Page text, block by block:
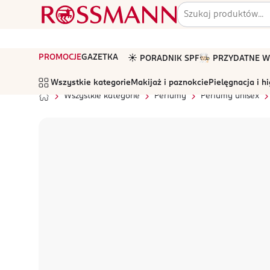
PROMOCJEGAZETKA ☀️ PORADNIK SPF🧑🏻‍🍳 PRZYDATNE
Wszystkie kategorie Makijaż i paznokcie Pielęgnacja i
Wszystkie kategorie
Perfumy Perfumy unisex